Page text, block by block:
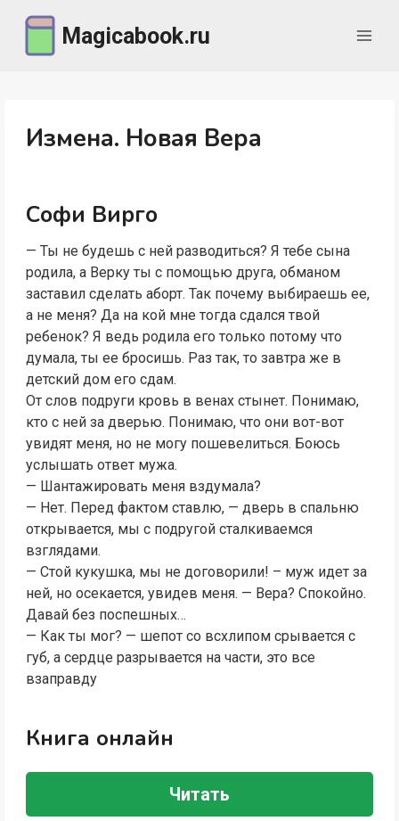
содержимому
Magicabook.ru
Измена. Новая Вера
Софи Вирго
— Ты не будешь с ней разводиться? Я тебе сына
родила, а Верку ты с помощью друга, обманом
заставил сделать аборт. Так почему выбираешь ее,
а не меня? Да на кой мне тогда сдался твой
ребенок? Я ведь родила его только потому что
думала, ты ее бросишь. Раз так, то завтра же в
детский дом его сдам.
От слов подруги кровь в венах стынет. Понимаю,
кто с ней за дверью. Понимаю, что они вот-вот
увидят меня, но не могу пошевелиться. Боюсь
услышать ответ мужа.
— Шантажировать меня вздумала?
— Нет. Перед фактом ставлю, — дверь в спальню
открывается, мы с подругой сталкиваемся
взглядами.
— Стой кукушка, мы не договорили! – муж идет за
ней, но осекается, увидев меня. — Вера? Спокойно.
Давай без поспешных…
— Как ты мог? — шепот со всхлипом срывается с
губ, а сердце разрывается на части, это все
взаправду
Книга онлайн
Читать